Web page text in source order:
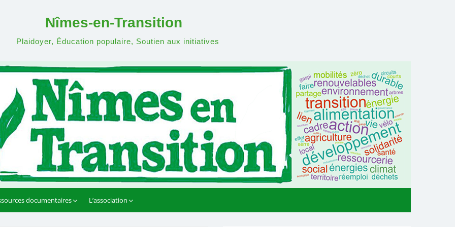
Nîmes-en-Transition
Plaidoyer, Éducation populaire, Soutien aux initiatives
documentaires L’association